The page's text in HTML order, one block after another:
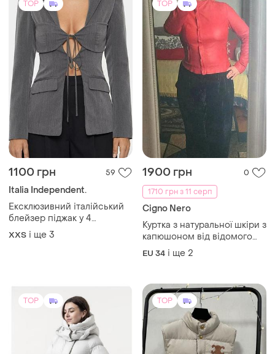
TOP
1100 грн
Ексклюзивний італійський
кольорах сірий , рожевий,
TOP
1900 грн
1710 грн з 11 серп
Куртка з натуральної шкіри з
австрійського бренду cigno
TOP